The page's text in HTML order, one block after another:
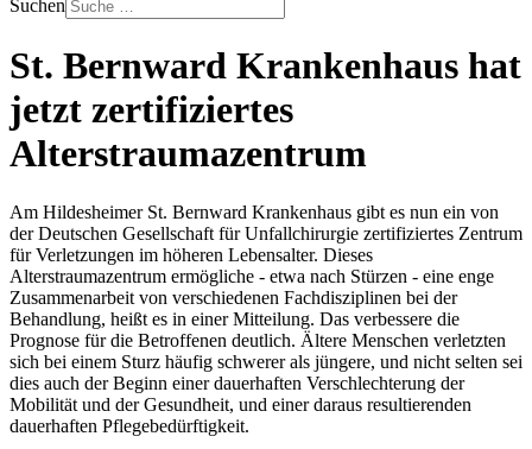
Suchen
St. Bernward Krankenhaus hat
jetzt zertifiziertes
Alterstraumazentrum
Am Hildesheimer St. Bernward Krankenhaus gibt es nun ein von
der Deutschen Gesellschaft für Unfallchirurgie zertifiziertes Zentrum
für Verletzungen im höheren Lebensalter. Dieses
Alterstraumazentrum ermögliche - etwa nach Stürzen - eine enge
Zusammenarbeit von verschiedenen Fachdisziplinen bei der
Behandlung, heißt es in einer Mitteilung. Das verbessere die
Prognose für die Betroffenen deutlich. Ältere Menschen verletzten
sich bei einem Sturz häufig schwerer als jüngere, und nicht selten sei
dies auch der Beginn einer dauerhaften Verschlechterung der
Mobilität und der Gesundheit, und einer daraus resultierenden
dauerhaften Pflegebedürftigkeit.